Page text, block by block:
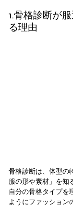
1.骨格診断が
る理由
骨格診断は、体型の
服の形や素材」を知
自分の骨格タイプを
ようにファッション